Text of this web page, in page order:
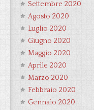
Settembre 2020
Agosto 2020
Luglio 2020
Giugno 2020
Maggio 2020
Aprile 2020
Marzo 2020
Febbraio 2020
Gennaio 2020